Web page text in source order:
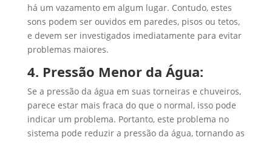
há um vazamento em algum lugar. Contudo, estes
sons podem ser ouvidos em paredes, pisos ou tetos,
e devem ser investigados imediatamente para evitar
problemas maiores.
4. Pressão Menor da Água:
Se a pressão da água em suas torneiras e chuveiros,
parece estar mais fraca do que o normal, isso pode
indicar um problema. Portanto, este problema no
sistema pode reduzir a pressão da água, tornando as